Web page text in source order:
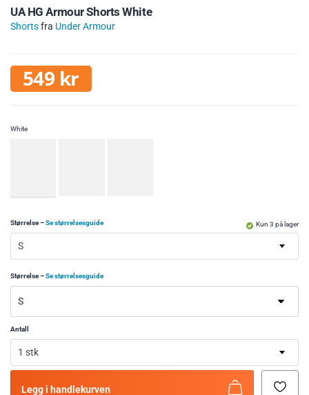
UA HG Armour Shorts White
Shortsfra Under Armour
549 kr
White
Størrelse–Se størrelsesguide
S
Størrelse–Se størrelsesguide
Kun 3 på lager
Antall
1 stk
Legg i handlekurven